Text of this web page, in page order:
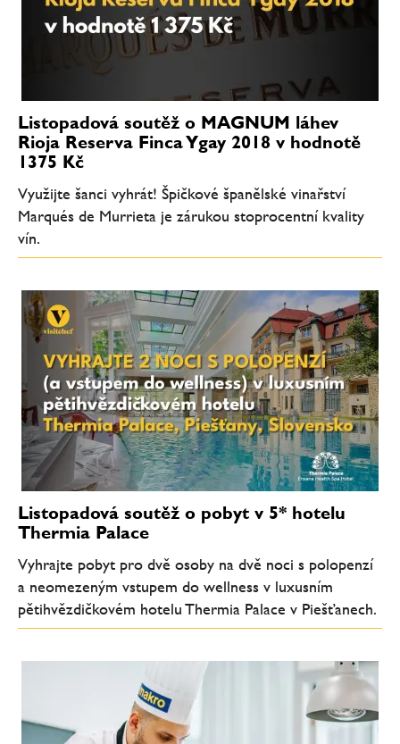
Listopadová soutěž o MAGNUM láhev
Rioja Reserva Finca Ygay 2018 v hodnotě
1375 Kč
Využijte šanci vyhrát! Špičkové španělské vinařství
Marqués de Murrieta je zárukou stoprocentní kvality
vín.
Listopadová soutěž o pobyt v 5* hotelu
Thermia Palace
Vyhrajte pobyt pro dvě osoby na dvě noci s polopenzí
a neomezeným vstupem do wellness v luxusním
pětihvězdičkovém hotelu Thermia Palace v Piešťanech.